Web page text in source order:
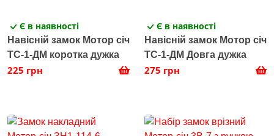
Є в наявності
Навісній замок Мотор січ
ТС-1-ДМ коротка дужка
225 грн
Є в наявності
Навісній замок Мотор січ
ТС-1-ДМ Довга дужка
275 грн